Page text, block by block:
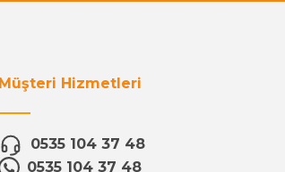
Müşteri Hizmetleri
0535 104 37 48
0535 104 37 48